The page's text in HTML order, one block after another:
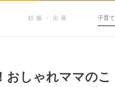
妊娠・出産 子育て
おしゃれママのこ